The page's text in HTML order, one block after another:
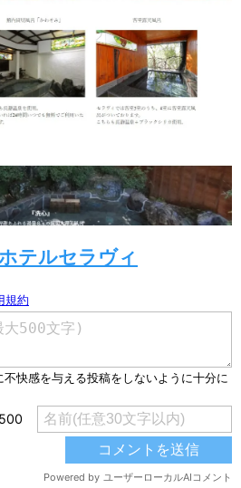
テルセラヴィ